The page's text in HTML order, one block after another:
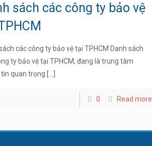
sách các công ty bảo vệ
các công ty bảo vệ tại TPHCM Danh sách
ty bảo vệ tại TPHCM, đang là trung tâm
quan trọng
0 Read more